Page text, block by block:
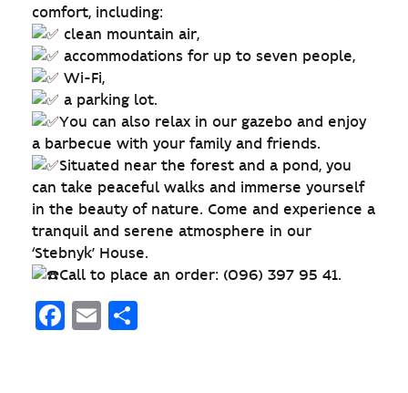
comfort, including:
clean mountain air,
accommodations for up to seven people,
Wi-Fi,
a parking lot.
You can also relax in our gazebo and enjoy
a barbecue with your family and friends.
Situated near the forest and a pond, you
can take peaceful walks and immerse yourself
in the beauty of nature. Come and experience a
tranquil and serene atmosphere in our
‘Stebnyk’ House.
Call to place an order: (096) 397 95 41.
Facebook
Email